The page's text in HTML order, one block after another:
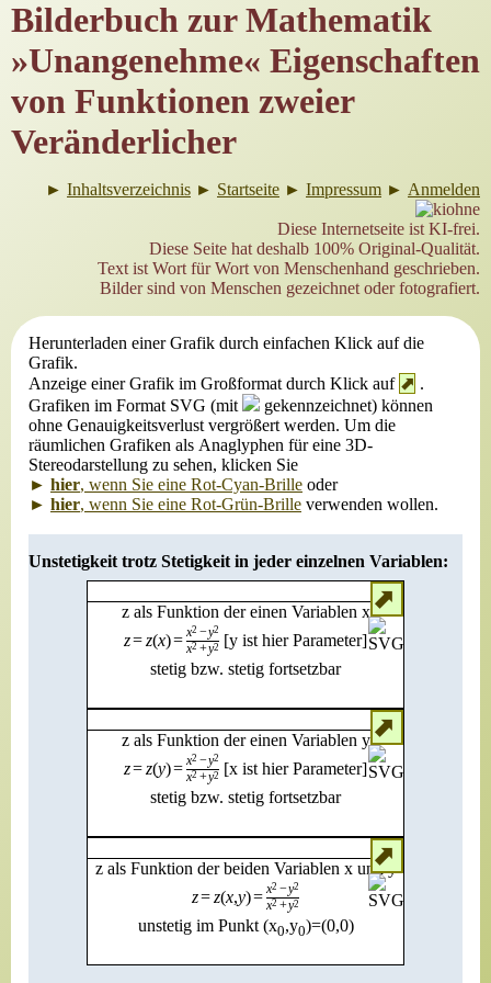
Bilderbuch zur Mathematik
»Unangenehme« Eigenschaften
von Funktionen zweier
Veränderlicher
► Inhaltsverzeichnis ► Startseite ► Impressum ► Anmelden
Diese Internetseite ist KI-frei.
Diese Seite hat deshalb 100% Original-Qualität.
Text ist Wort für Wort von Menschenhand geschrieben.
Bilder sind von Menschen gezeichnet oder fotografiert.
Herunterladen einer Grafik durch einfachen Klick auf die
Grafik.
Anzeige einer Grafik im Großformat durch Klick auf ⬈ .
Grafiken im Format SVG (mit
gekennzeichnet) können
ohne Genauigkeitsverlust vergrößert werden. Um die
räumlichen Grafiken als Anaglyphen für eine 3D-
Stereodarstellung zu sehen, klicken Sie
► hier, wenn Sie eine Rot-Cyan-Brille oder
► hier, wenn Sie eine Rot-Grün-Brille verwenden wollen.
Unstetigkeit trotz Stetigkeit in jeder einzelnen Variablen:
⬈
z als Funktion der einen Variablen x
z=z(x)= x2 −y2
x2 +y2 [y ist hier Parameter]
stetig bzw. stetig fortsetzbar
⬈
z als Funktion der einen Variablen y
z=z(y)= x2 −y2
x2 +y2 [x ist hier Parameter]
stetig bzw. stetig fortsetzbar
⬈
z als Funktion der beiden Variablen x und y
z=z(x,y)= x2 −y2
x2 +y2
unstetig im Punkt (x0,y0)=(0,0)